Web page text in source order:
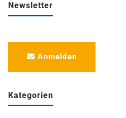
Newsletter
Anmelden
Kategorien